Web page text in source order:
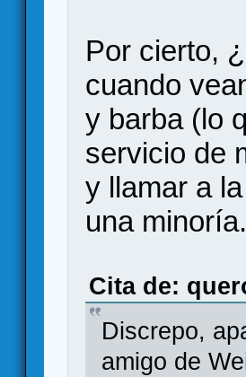
Por cierto,
cuando
y barba (lo
servicio de
y llamar a
una minoría.
Cita de:
Discrepo,
amigo de